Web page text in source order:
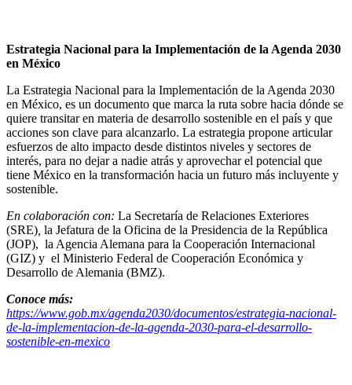
Estrategia Nacional para la Implementación de la Agenda 2030
en México
La Estrategia Nacional para la Implementación de la Agenda 2030
en México, es un documento que marca la ruta sobre hacia dónde se
quiere transitar en materia de desarrollo sostenible en el país y que
acciones son clave para alcanzarlo. La estrategia propone articular
esfuerzos de alto impacto desde distintos niveles y sectores de
interés, para no dejar a nadie atrás y aprovechar el potencial que
tiene México en la transformación hacia un futuro más incluyente y
sostenible.
En colaboración con: La Secretaría de Relaciones Exteriores
(SRE) la Jefatura de la Oficina de la Presidencia de la República
(JOP), la Agencia Alemana para la Cooperación Internacional
(GIZ) y el Ministerio Federal de Cooperación Económica y
Desarrollo de Alemania (BMZ).
Conoce más:
https://www.gob.mx/agenda2030/documentos/estrategia-nacional-
de-la-implementacion-de-la-agenda-2030-para-el-desarrollo-
sostenible-en-mexico